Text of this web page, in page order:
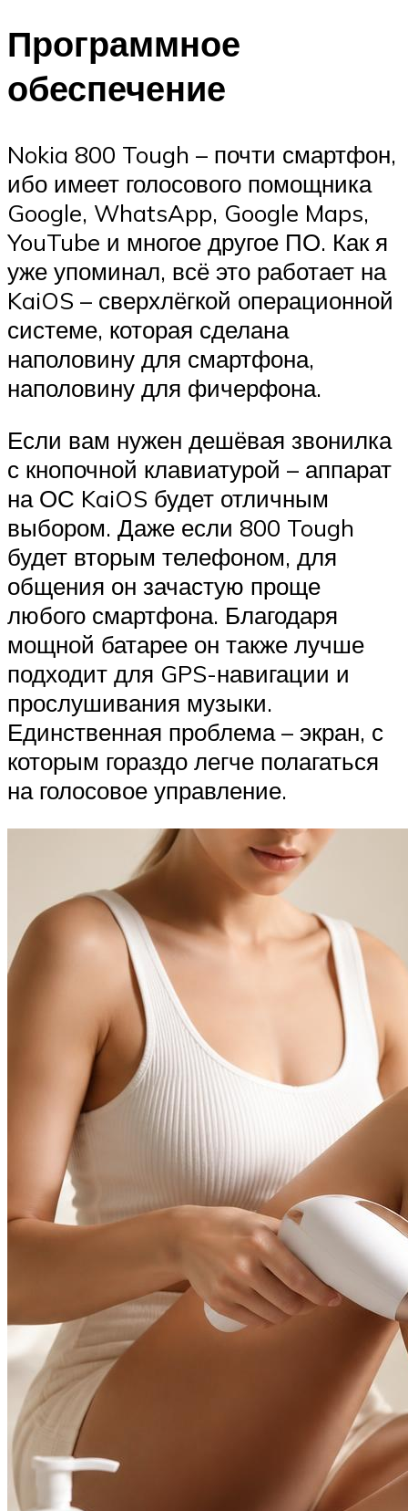
Программное
обеспечение
Nokia 800 Tough – почти смартфон,
ибо имеет голосового помощника
Google, WhatsApp, Google Maps,
YouTube и многое другое ПО. Как я
уже упоминал, всё это работает на
KaiOS – сверхлёгкой операционной
системе, которая сделана
наполовину для смартфона,
наполовину для фичерфона.
Если вам нужен дешёвая звонилка
с кнопочной клавиатурой – аппарат
на ОС KaiOS будет отличным
выбором. Даже если 800 Tough
будет вторым телефоном, для
общения он зачастую проще
любого смартфона. Благодаря
мощной батарее он также лучше
подходит для GPS-навигации и
прослушивания музыки.
Единственная проблема – экран, с
которым гораздо легче полагаться
на голосовое управление.